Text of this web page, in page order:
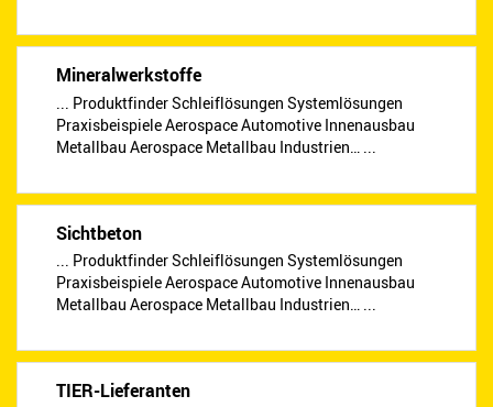
Mineralwerkstoffe
... Produktfinder Schleiflösungen Systemlösungen
Praxisbeispiele Aerospace Automotive Innenausbau
Metallbau Aerospace Metallbau Industrien… ...
Sichtbeton
... Produktfinder Schleiflösungen Systemlösungen
Praxisbeispiele Aerospace Automotive Innenausbau
Metallbau Aerospace Metallbau Industrien… ...
TIER-Lieferanten